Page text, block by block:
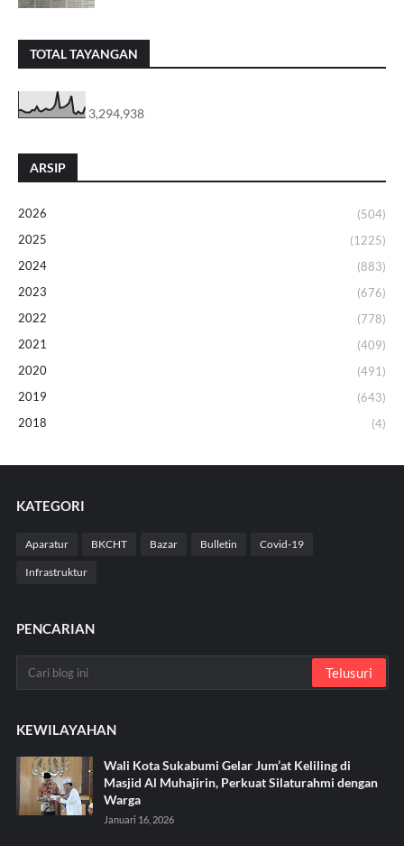
TOTAL TAYANGAN
3,294,938
ARSIP
2026
(504)
2025
(1225)
2024
(883)
2023
(676)
2022
(778)
2021
(409)
2020
(491)
2019
(643)
2018
(4)
KATEGORI
Aparatur BKCHT Bazar Bulletin Covid-19
Infrastruktur
PENCARIAN
KEWILAYAHAN
Wali Kota Sukabumi Gelar Jum’at Keliling di
Masjid Al Muhajirin, Perkuat Silaturahmi dengan
Warga
Januari 16, 2026